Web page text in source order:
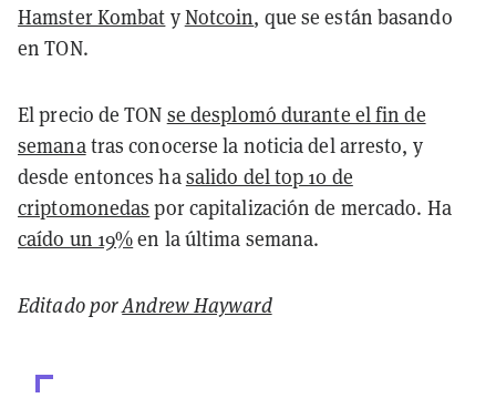
Hamster Kombat yNotcoin, que se están basando
en TON.
El precio de TON se desplomó durante el fin de
semanatras conocerse la noticia del arresto, y
desde entonces hasalido del top 10 de
criptomonedas por capitalización de mercado. Ha
caído un 19%en la última semana.
Editado porAndrew Hayward